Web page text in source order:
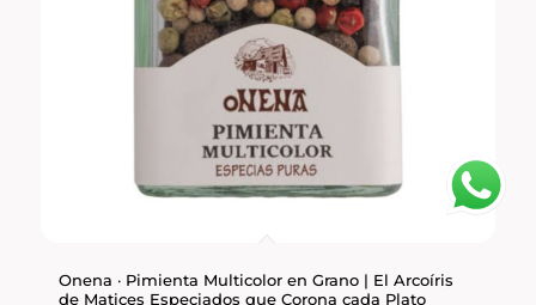
Onena · Pimienta Multicolor en Grano | El Arcoíris
de Matices Especiados que Corona cada Plato